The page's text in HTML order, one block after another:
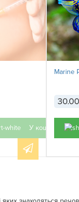
У кошик
Marine